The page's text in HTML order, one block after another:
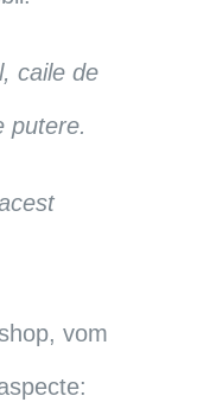
caile de
putere.
vom